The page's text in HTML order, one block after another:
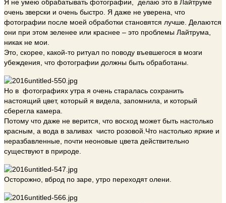
Я не умею обрабатывать фотографии, делаю это в Лайтруме
очень зверски и очень быстро. Я даже не уверена, что
фотографии после моей обработки становятся лучше. Делаются
они при этом зеленее или краснее – это проблемы Лайтрума,
никак не мои.
Это, скорее, какой-то ритуал по поводу въевшегося в мозги
убеждения, что фотографии должны быть обработаны.
Но в фотографиях утра я очень старалась сохранить
настоящий цвет, который я видела, запомнила, и который
сберегла камера.
Потому что даже не верится, что восход может быть настолько
красным, а вода в заливах чисто розовой.Что настолько яркие и
неразбавленные, почти неоновые цвета действительно
существуют в природе.
Осторожно, вброд по заре, утро переходят олени.